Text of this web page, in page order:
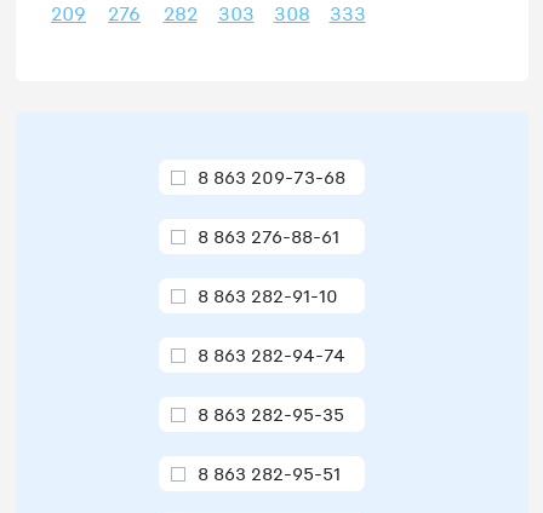
209
276 282 303 308 333
8 863 209-73-68
8 863 276-88-61
8 863 282-91-10
8 863 282-94-74
8 863 282-95-35
8 863 282-95-51